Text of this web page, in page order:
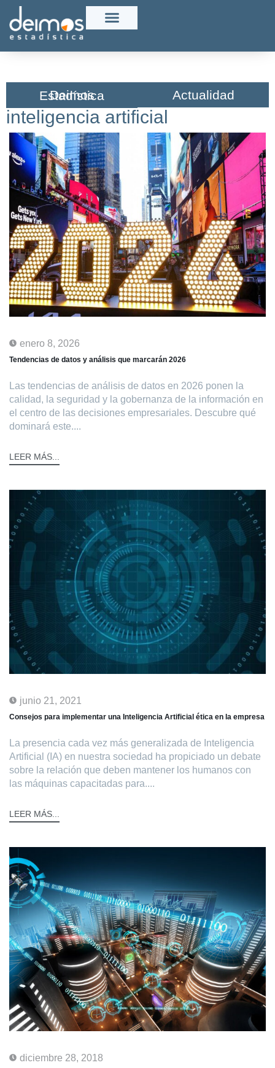
Deimos Estadística​ Actualidad
inteligencia artificial
enero 8, 2026
Tendencias de datos y análisis que marcarán 2026
Las tendencias de análisis de datos en 2026 ponen la
calidad, la seguridad y la gobernanza de la información en
el centro de las decisiones empresariales. Descubre qué
dominará este....
LEER MÁS...
junio 21, 2021
Consejos para implementar una Inteligencia Artificial ética en la empresa
La presencia cada vez más generalizada de Inteligencia
Artificial (IA) en nuestra sociedad ha propiciado un debate
sobre la relación que deben mantener los humanos con
las máquinas capacitadas para....
LEER MÁS...
diciembre 28, 2018